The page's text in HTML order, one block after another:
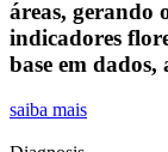
áreas, gerando
indicadores
base em
saiba mais